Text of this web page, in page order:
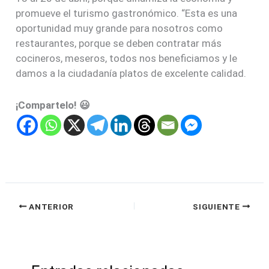
promueve el turismo gastronómico. “Esta es una
oportunidad muy grande para nosotros como
restaurantes, porque se deben contratar más
cocineros, meseros, todos nos beneficiamos y le
damos a la ciudadanía platos de excelente calidad.
¡Compartelo! 😃
ANTERIOR SIGUIENTE